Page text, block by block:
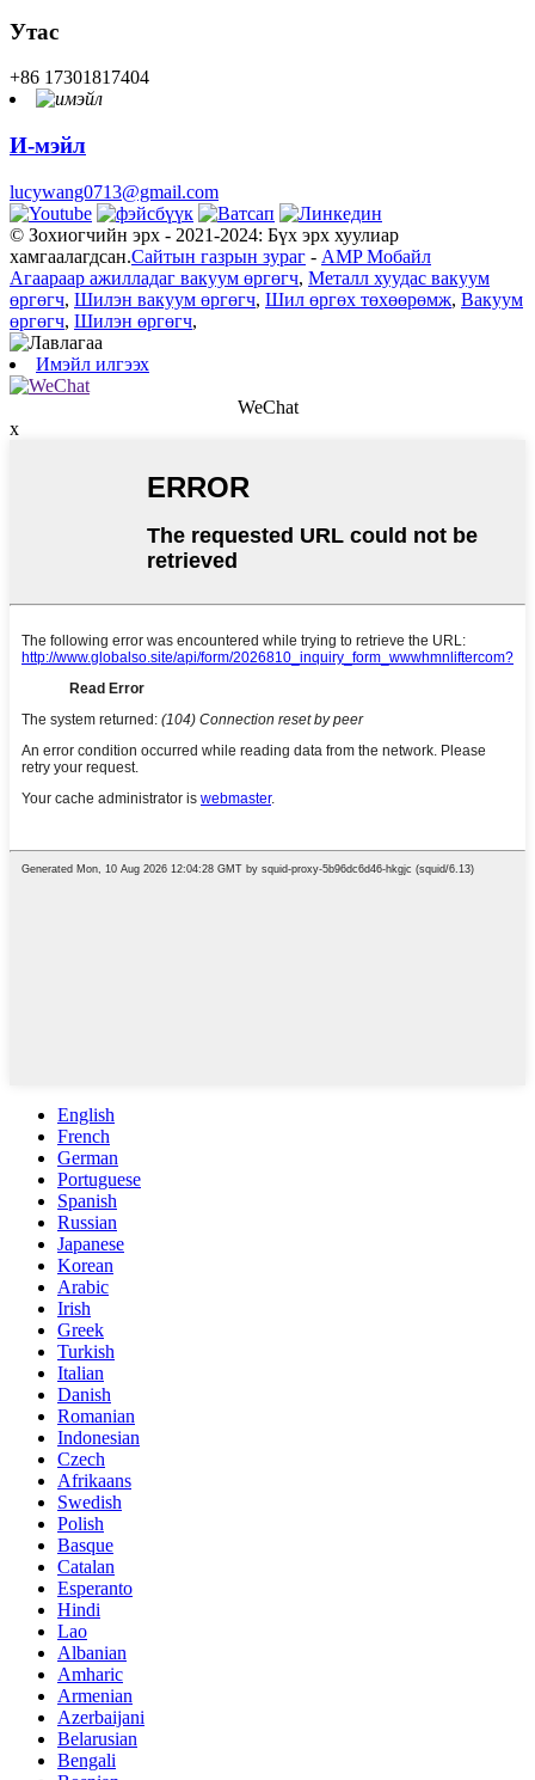
Утас
+86 17301817404
И-мэйл
lucywang0713@gmail.com
© Зохиогчийн эрх - 2021-2024: Бүх эрх хуулиар
хамгаалагдсан.Сайтын газрын зураг - AMP Мобайл
Агаараар ажилладаг вакуум өргөгч, Металл хуудас вакуум
өргөгч, Шилэн вакуум өргөгч, Шил өргөх төхөөрөмж, Вакуум
өргөгч, Шилэн өргөгч,
Имэйл илгээх
WeChat
x
English
French
German
Portuguese
Spanish
Russian
Japanese
Korean
Arabic
Irish
Greek
Turkish
Italian
Danish
Romanian
Indonesian
Czech
Afrikaans
Swedish
Polish
Basque
Catalan
Esperanto
Hindi
Lao
Albanian
Amharic
Armenian
Azerbaijani
Belarusian
Bengali